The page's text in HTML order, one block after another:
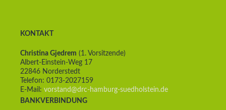
KONTAKT
Christina Gjedrem (1. Vorsitzende)
Albert-Einstein-Weg 17
22846 Norderstedt
Telefon: 0173-2027159
E-Mail: vorstand@drc-hamburg-suedholstein.de
BANKVERBINDUNG